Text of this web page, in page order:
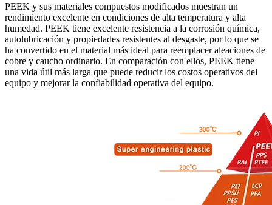
PEEK y sus materiales compuestos modificados muestran un
rendimiento excelente en condiciones de alta temperatura y alta
humedad. PEEK tiene excelente resistencia a la corrosión química,
autolubricación y propiedades resistentes al desgaste, por lo que se
ha convertido en el material más ideal para reemplacer aleaciones de
cobre y caucho ordinario. En comparación con ellos, PEEK tiene
una vida útil más larga que puede reducir los costos operativos del
equipo y mejorar la confiabilidad operativa del equipo.